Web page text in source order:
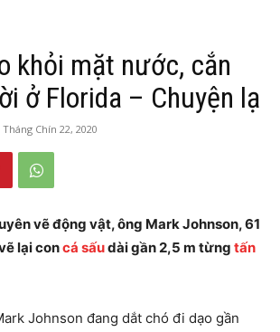
khỏi mặt nước, cắn
ở Florida – Chuyện lạ
Tháng Chín 22, 2020
vẽ động vật, ông Mark Johnson, 61
lại concá sấudài gần 2,5 m từng tấn
Johnson đang dắt chó đi dạo gần